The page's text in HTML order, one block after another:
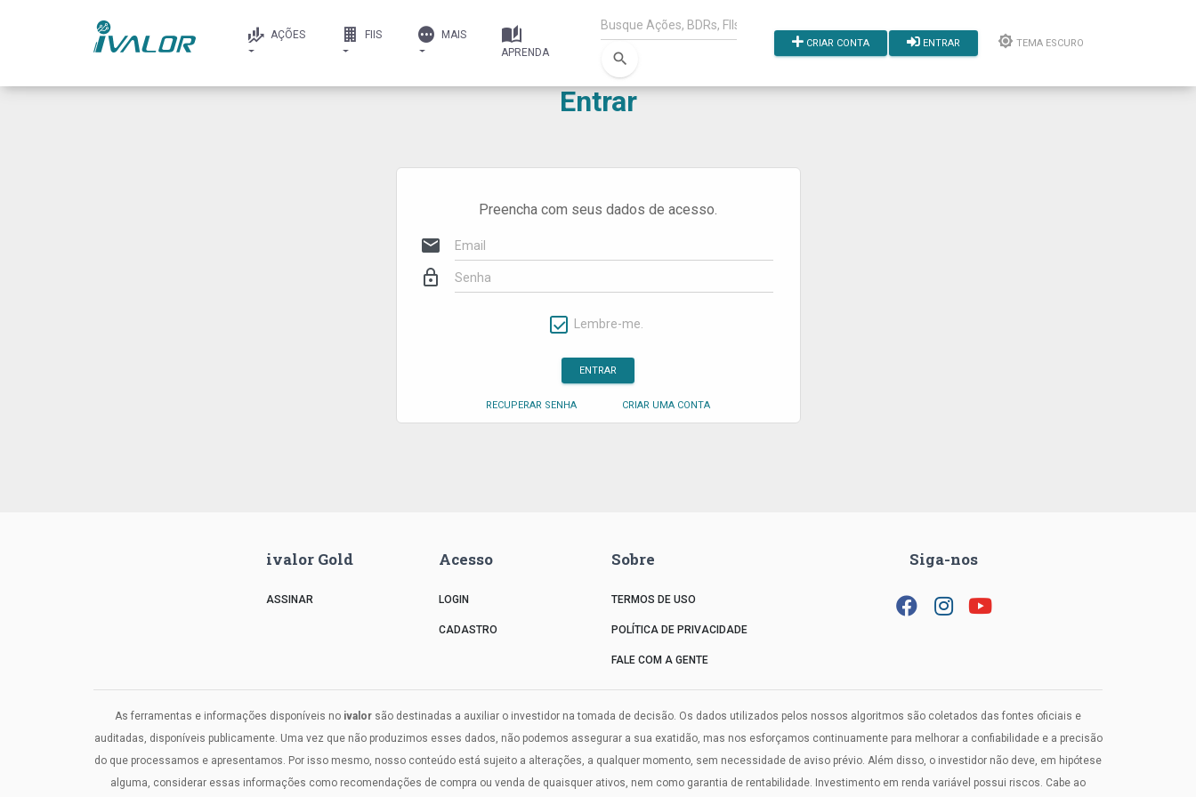
AÇÕES FIIS
MAIS
APRENDA
search
CRIAR CONTA ENTRAR TEMA ESCURO
Entrar
Preencha com seus dados de acesso.
mail
lock_outline
Lembre-me.
ENTRAR
RECUPERAR SENHA CRIAR UMA CONTA
ivalor Gold
ASSINAR
Acesso
LOGIN
CADASTRO
Sobre
TERMOS DE USO
POLÍTICA DE PRIVACIDADE
FALE COM A GENTE
Siga-nos
As ferramentas e informações disponíveis no ivalor são destinadas a auxiliar o investidor na tomada de decisão. Os dados utilizados pelos nossos algoritmos são coletados das fontes oficiais e
auditadas, disponíveis publicamente. Uma vez que não produzimos esses dados, não podemos assegurar a sua exatidão, mas nos esforçamos continuamente para melhorar a confiabilidade e a precisão
do que processamos e apresentamos. Por isso mesmo, nosso conteúdo está sujeito a alterações, a qualquer momento, sem necessidade de aviso prévio. Além disso, o investidor não deve, em hipótese
alguma, considerar essas informações como recomendações de compra ou venda de quaisquer ativos, nem como garantia de rentabilidade. Investimento em renda variável possui riscos. Cabe ao